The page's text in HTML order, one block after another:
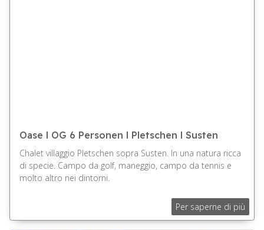
Oase l OG 6 Personen l Pletschen l Susten
Chalet villaggio Pletschen sopra Susten. In una natura ricca
di specie. Campo da golf, maneggio, campo da tennis e
molto altro nei dintorni.
Per saperne di più